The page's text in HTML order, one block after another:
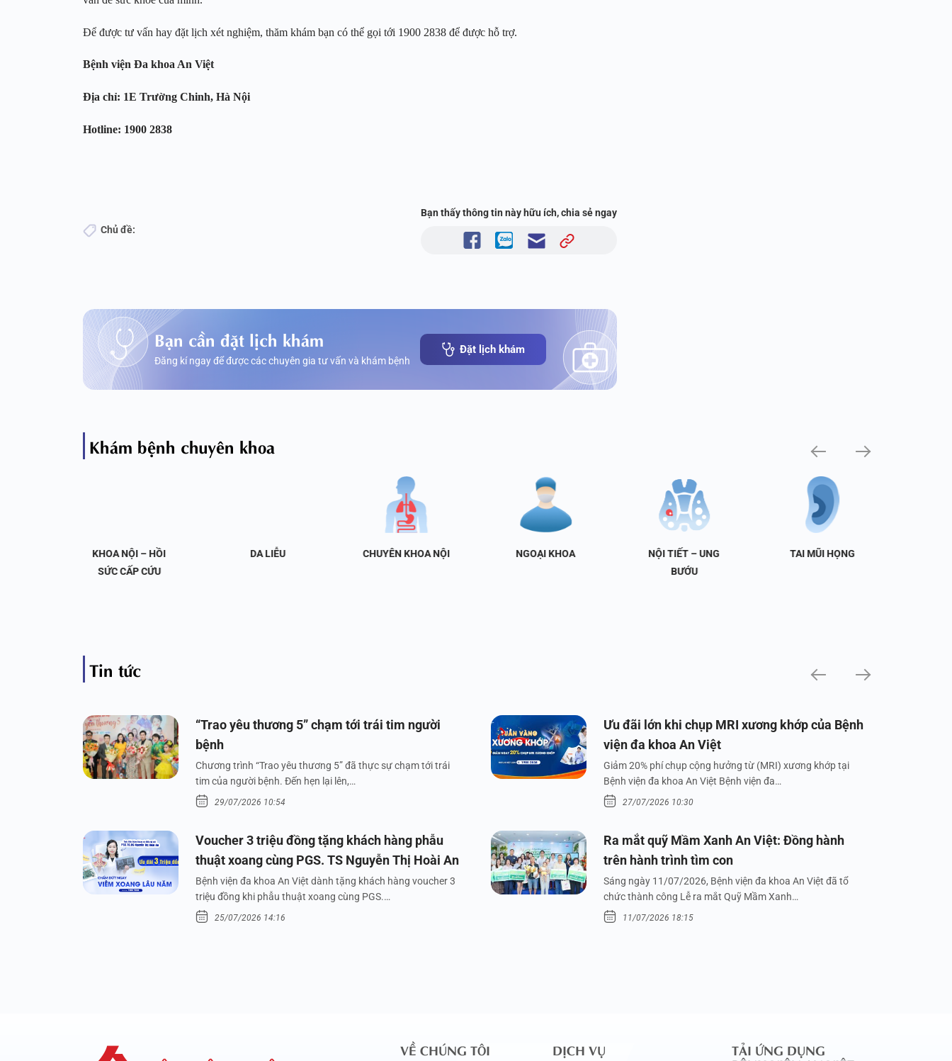
Để được tư vấn hay đặt lịch xét nghiệm, thăm khám bạn có thể gọi tới 1900 2838 để được hỗ trợ.
Bệnh viện Đa khoa An Việt
Địa chỉ: 1E Trường Chinh, Hà Nội
Hotline: 1900 2838
Chủ đề:
Bạn thấy thông tin này hữu ích, chia sẻ ngay
Bạn cần đặt lịch khám
Đăng kí ngay để được các chuyên gia tư vấn và khám bệnh
Đặt lịch khám
Khám bệnh chuyên khoa
KHOA NỘI – HỒI
SỨC CẤP CỨU
DA LIỄU CHUYÊN KHOA NỘI NGOẠI KHOA
NỘI TIẾT – UNG
BƯỚU
TAI MŨI HỌNG
Tin tức
“Trao yêu thương 5” chạm tới trái tim người
bệnh
Chương trình “Trao yêu thương 5” đã thực sự chạm tới trái
tim của người bệnh. Đến hẹn lại lên,…
29/07/2026 10:54
Ưu đãi lớn khi chụp MRI xương khớp của Bệnh
viện đa khoa An Việt
Giảm 20% phí chụp cộng hưởng từ (MRI) xương khớp tại
Bệnh viện đa khoa An Việt Bệnh viện đa…
27/07/2026 10:30
Voucher 3 triệu đồng tặng khách hàng phẫu
thuật xoang cùng PGS. TS Nguyễn Thị Hoài An
Bệnh viện đa khoa An Việt dành tặng khách hàng voucher 3
triệu đồng khi phẫu thuật xoang cùng PGS.…
25/07/2026 14:16
Ra mắt quỹ Mầm Xanh An Việt: Đồng hành
trên hành trình tìm con
Sáng ngày 11/07/2026, Bệnh viện đa khoa An Việt đã tổ
chức thành công Lễ ra mắt Quỹ Mầm Xanh…
11/07/2026 18:15
VỀ CHÚNG TÔI DỊCH VỤ TẢI ỨNG DỤNG